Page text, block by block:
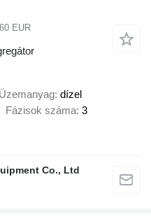
EUR
Üzemanyag dízel
Fázisok száma 3
Co., Ltd